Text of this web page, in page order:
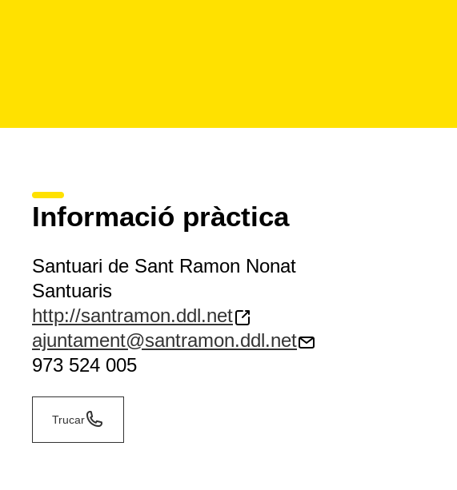
Informació pràctica
Santuari de Sant Ramon Nonat
Santuaris
http://santramon.ddl.net
ajuntament@santramon.ddl.net
973 524 005
Trucar